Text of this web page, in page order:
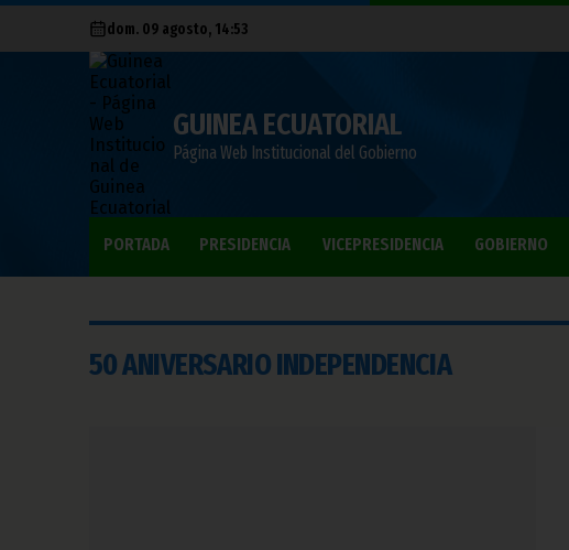
dom. 09 agosto, 14:53
GUINEA ECUATORIAL
Página Web Institucional del Gobierno
PORTADA PRESIDENCIA VICEPRESIDENCIA GOBIERNO
50 ANIVERSARIO INDEPENDENCIA